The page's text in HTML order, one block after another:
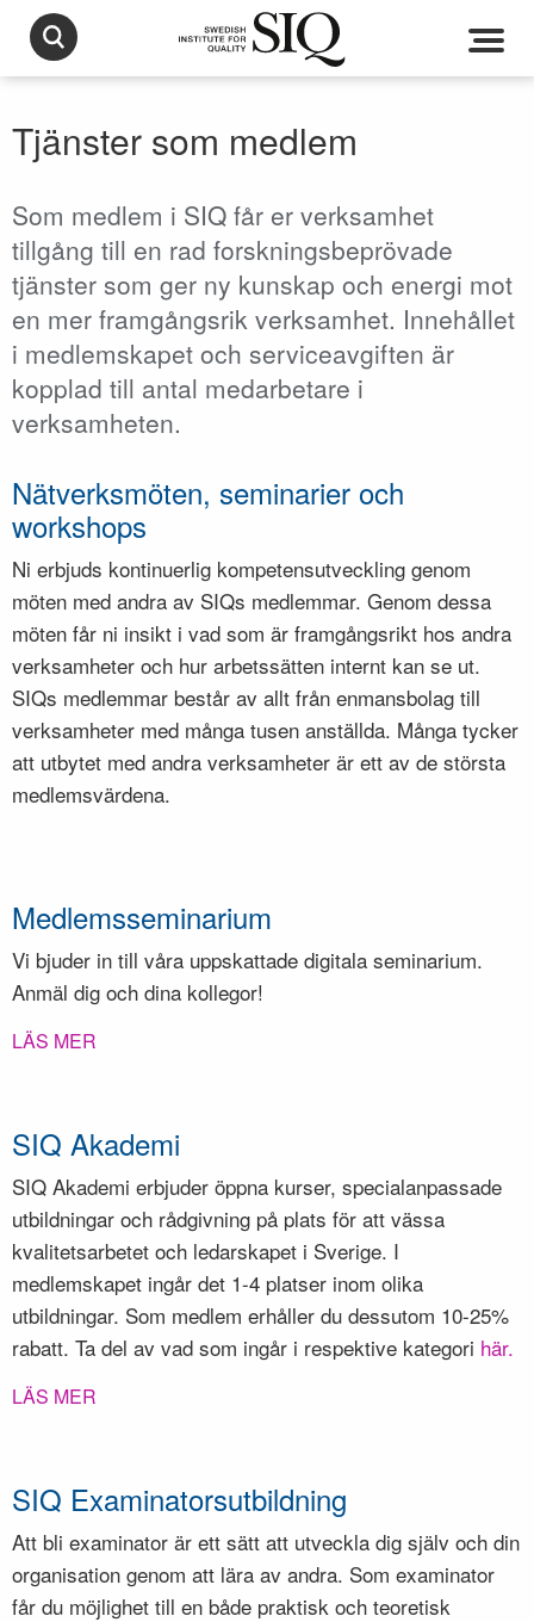
Tjänster som medlem
Som medlem i SIQ får er verksamhet
tillgång till en rad forskningsbeprövade
tjänster som ger ny kunskap och energi mot
en mer framgångsrik verksamhet. Innehållet
i medlemskapet och serviceavgiften är
kopplad till antal medarbetare i
verksamheten.
Nätverksmöten, seminarier och
workshops
Ni erbjuds kontinuerlig kompetensutveckling genom
möten med andra av SIQs medlemmar. Genom dessa
möten får ni insikt i vad som är framgångsrikt hos andra
verksamheter och hur arbetssätten internt kan se ut.
SIQs medlemmar består av allt från enmansbolag till
verksamheter med många tusen anställda. Många tycker
att utbytet med andra verksamheter är ett av de största
medlemsvärdena.
Medlemsseminarium
Vi bjuder in till våra uppskattade digitala seminarium.
Anmäl dig och dina kollegor!
LÄS MER
SIQ Akademi
SIQ Akademi erbjuder öppna kurser, specialanpassade
utbildningar och rådgivning på plats för att vässa
kvalitetsarbetet och ledarskapet i Sverige. I
medlemskapet ingår det 1-4 platser inom olika
utbildningar. Som medlem erhåller du dessutom 10-25%
rabatt. Ta del av vad som ingår i respektive kategori här.
LÄS MER
SIQ Examinatorsutbildning
Att bli examinator är ett sätt att utveckla dig själv och din
organisation genom att lära av andra. Som examinator
får du möjlighet till en både praktisk och teoretisk